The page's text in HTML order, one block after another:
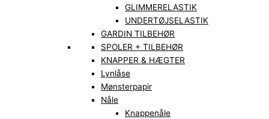
GLIMMERELASTIK
UNDERTØJSELASTIK
GARDIN TILBEHØR
SPOLER + TILBEHØR
KNAPPER & HÆGTER
Lynlåse
Mønsterpapir
Nåle
Knappenåle